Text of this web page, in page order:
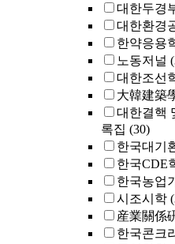
대한두경
대한환경
한약응용
노동저널
대한조선
大韓建築
대한결핵
록집 (30)
한국대기
한국CDE
한국농업
시조시학
産業關係
한국콘크